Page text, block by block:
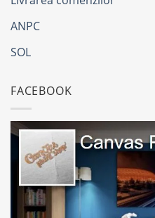
ANPC
SOL
FACEBOOK